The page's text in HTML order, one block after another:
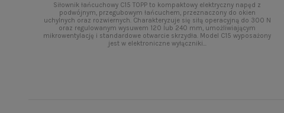
Siłownik łańcuchowy C15 TOPP to kompaktowy elektryczny napęd z
podwójnym, przegubowym łańcuchem, przeznaczony do okien
uchylnych oraz rozwiernych. Charakteryzuje się siłą operacyjną do 300 N
oraz regulowanym wysuwem 120 lub 240 mm, umożliwiającym
mikrowentylację i standardowe otwarcie skrzydła. Model C15 wyposażony
jest w elektroniczne wyłączniki...